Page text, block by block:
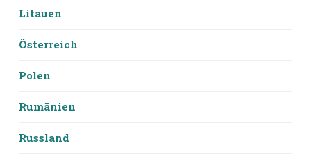
Litauen
Österreich
Polen
Rumänien
Russland